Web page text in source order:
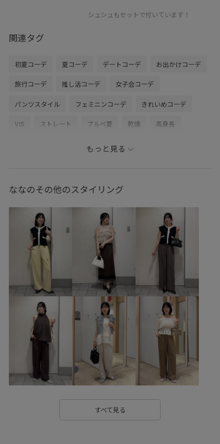
シュシュもセットで付いています！
関連タグ
初夏コーデ 夏コーデ デートコーデ お出かけコーデ
旅行コーデ 推し活コーデ 女子会コーデ
パンツスタイル フェミニンコーデ きれいめコーデ
VIS ストレート ブルべ夏 乾燥 高身長
カーディガン パンツ
チャーム BVA36040 BVK16140
26SSceremony 2WAYで使える Tシャツ
vis_26ssbag vis_26ss_summergoods
vis_26ss_summertops VIS_ceremony_2026
vis_pickuppants Vカット Wbottoms_pickup
Wshoes_pickup お手入れしやすい きちんと感
きれいに見える きれいめ さらっとした素材
さらりとした とにかく軽い エレガント
オフィスカジュアル カジュアル
カジュアルすぎない カットソー クッション
サテン
もっと見る
ななのその他のスタイリング
すべて見る